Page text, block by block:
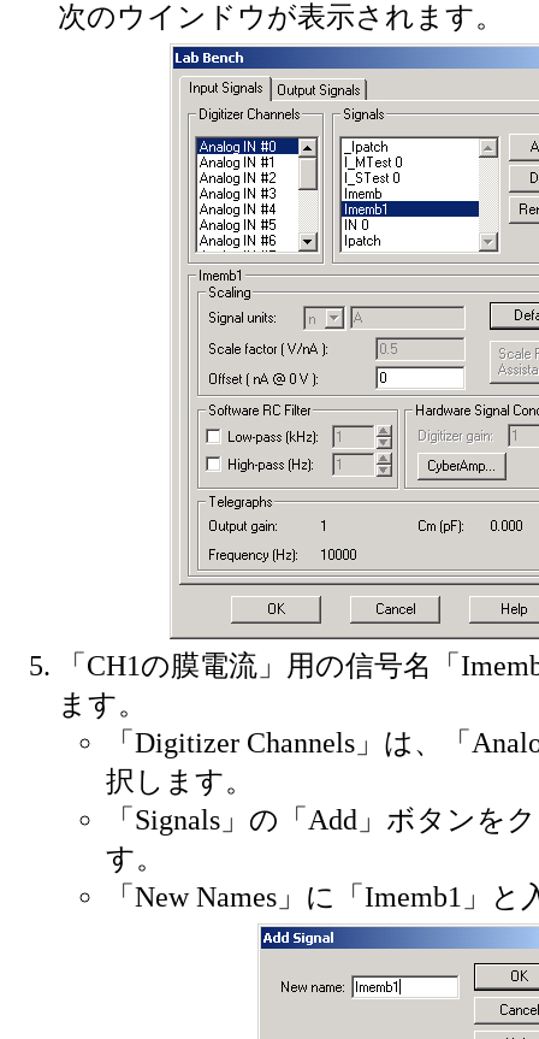
次のウインドウが表示されます。
「CH1の膜電流」用の信号名「
ます。
「Digitizer Channels」は、「
択します。
「Signals」の「Add」ボタンを
す。
「New Names」に「Imemb1」